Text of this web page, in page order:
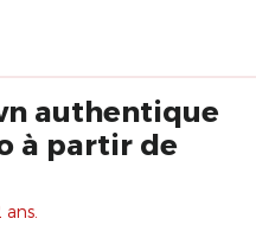
authentique
à partir de